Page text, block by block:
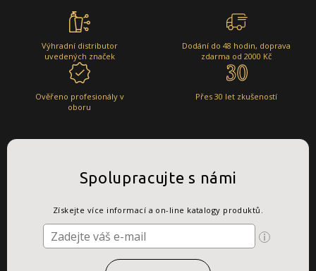
Výhradní distributor
uvedených značek
Dodání do 48 hodin, doprava
zdarma od 2000 Kč
Ověřeno profesionály v
oboru
Přes 30 let zkušeností
Spolupracujte s námi
Získejte více informací a on-line katalogy produktů.